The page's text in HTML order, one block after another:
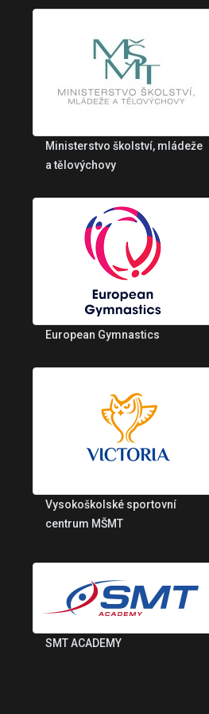
Ministerstvo školství, mládeže
a tělovýchovy
European Gymnastics
Vysokoškolské sportovní
centrum MŠMT
SMT ACADEMY